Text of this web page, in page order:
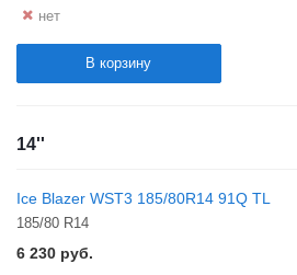
нет
В корзину
14''
Ice Blazer WST3 185/80R14 91Q TL
185/80 R14
6 230 руб.